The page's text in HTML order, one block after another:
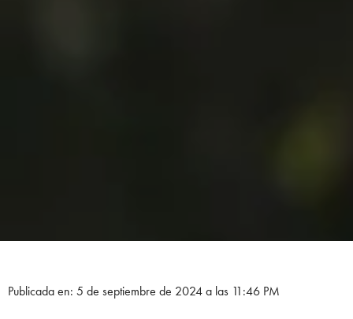
Publicada en: 5 de septiembre de 2024 a las 11:46 PM